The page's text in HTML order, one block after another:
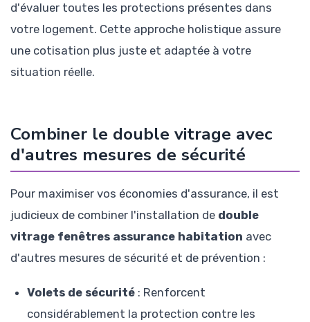
d'évaluer toutes les protections présentes dans
votre logement. Cette approche holistique assure
une cotisation plus juste et adaptée à votre
situation réelle.
Combiner le double vitrage avec
d'autres mesures de sécurité
Pour maximiser vos économies d'assurance, il est
judicieux de combiner l'installation de double
vitrage fenêtres assurance habitation avec
d'autres mesures de sécurité et de prévention :
Volets de sécurité : Renforcent
considérablement la protection contre les